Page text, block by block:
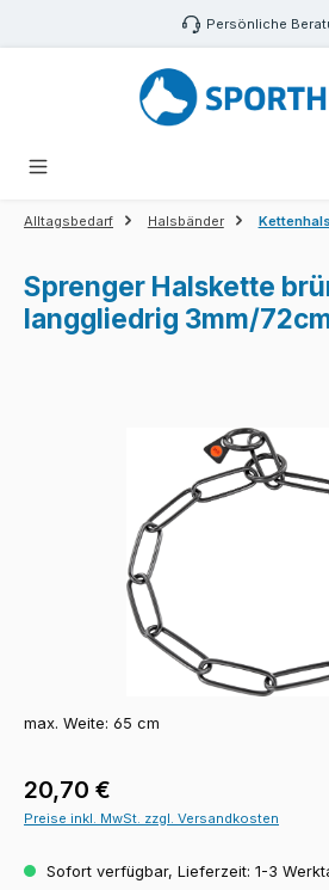
Zum Hauptinhalt springen Persönliche
Alltagsbedarf Halsbänder
Sprenger Halskette
langgliedrig 3mm/
Bildergalerie überspringen
max. Weite: 65 cm
Regulärer Preis:
20,70 €
Preise inkl. MwSt. zzgl. Versandkosten
Sofort verfügbar, Lieferzeit: 1-3